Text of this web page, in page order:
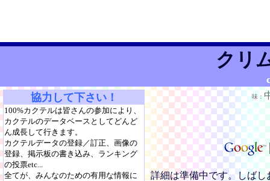
クリ
協力して下さい！
100%カクテルは皆さんの参加により、
カクテルのデータベースとしてどんど
ん成長して行きます。
カクテルデータの登録／訂正、画像の
登録、掲示板の書き込み、ランキング
の投票etc...
全てが、みんなのための有用な情報に
味：
詳細は準備中です。しばし